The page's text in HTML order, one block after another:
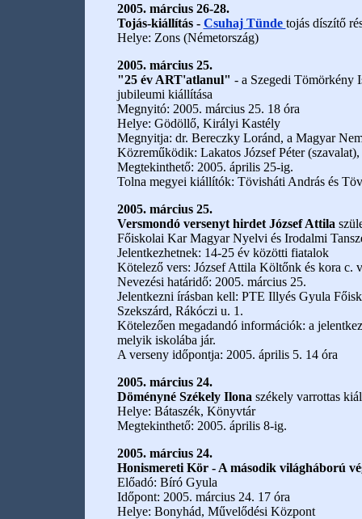
2005. március 26-28.
Tojás-kiállítás - Csuhaj Tünde tojás díszítő
Helye: Zons (Németország)
2005. március 25.
"25 év ART'atlanul" - a Szegedi Tömörkény
jubileumi kiállítása
Megnyitó: 2005. március 25. 18 óra
Helye: Gödöllő, Királyi Kastély
Megnyitja: dr. Bereczky Loránd, a Magyar
Közreműködik: Lakatos József Péter
Megtekinthető: 2005. április 25-ig.
Tolna megyei kiállítók: Tövisháti András és
2005. március 25.
Versmondó versenyt hirdet József Attila
Főiskolai Kar Magyar Nyelvi és Irodalmi
Jelentkezhetnek: 14-25 év közötti fiatalok
Kötelező vers: József Attila Költőnk és kora c.
Nevezési határidő: 2005. március 25.
Jelentkezni írásban kell: PTE Illyés Gyula
Szekszárd, Rákóczi u. 1.
Kötelezően megadandó információk: a
melyik iskolába jár.
A verseny időpontja: 2005. április 5. 14 óra
2005. március 24.
Döményné Székely Ilona székely varrottas
Helye: Bátaszék, Könyvtár
Megtekinthető: 2005. április 8-ig.
2005. március 24.
Honismereti Kör - A második világháború
Előadó: Bíró Gyula
Időpont: 2005. március 24. 17 óra
Helye: Bonyhád, Művelődési Központ